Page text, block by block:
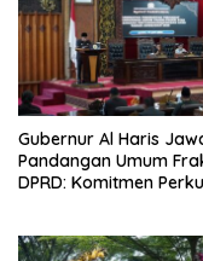
Gubernur Al Haris
Pandangan Umum
DPRD: Komitmen